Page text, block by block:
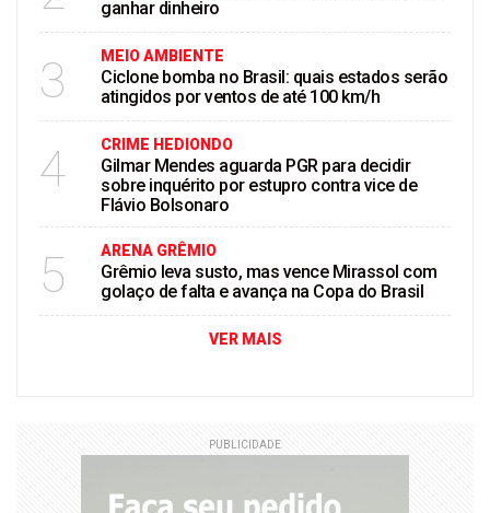
ganhar dinheiro
3 MEIO AMBIENTE
Ciclone bomba no Brasil: quais estados serão
atingidos por ventos de até 100 km/h
4 CRIME HEDIONDO
Gilmar Mendes aguarda PGR para decidir
sobre inquérito por estupro contra vice de
Flávio Bolsonaro
5 ARENA GRÊMIO
Grêmio leva susto, mas vence Mirassol com
golaço de falta e avança na Copa do Brasil
VER MAIS
PUBLICIDADE